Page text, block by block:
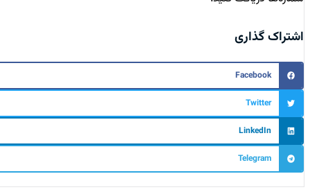
اشتراک گذاری
Facebook
Twitter
LinkedIn
Telegram